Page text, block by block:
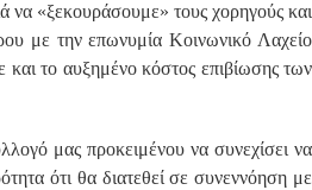
να «ξεκουράσουμε» τους χορηγούς και
με την επωνυμία Κοινωνικό Λαχείο
το αυξημένο κόστος επιβίωσης των
μας προκειμένου να συνεχίσει να
ότι θα διατεθεί σε συνεννόηση με